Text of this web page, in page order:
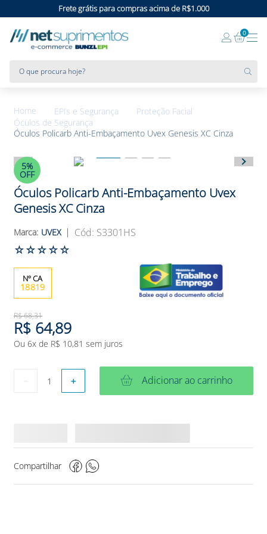
Frete grátis para compras acima de R$1.000
0
EPIs e Segurança
Proteção Facial
Óculos de Segurança
Óculos Policarb Anti-Embaçamento Uvex Genesis XC Cinza
5%
OFF
Óculos Policarb Anti-Embaçamento Uvex
Genesis XC Cinza
UVEX : S3301HS
☆☆☆☆☆
18819
R$68,31
R$ 64,89
Ou 6x de R$ 10,81 sem juros
＋ Adicionar ao carrinho
Compartilhar